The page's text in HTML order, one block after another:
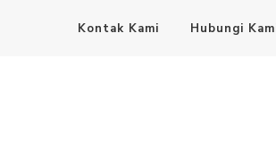
Kontak Kami Hubungi